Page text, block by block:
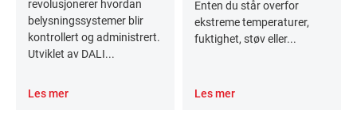
revolusjonerer hvordan
belysningssystemer blir
kontrollert og administrert.
Utviklet av DALI...
Les mer
Enten du står overfor
ekstreme temperaturer,
fuktighet, støv eller...
Les mer